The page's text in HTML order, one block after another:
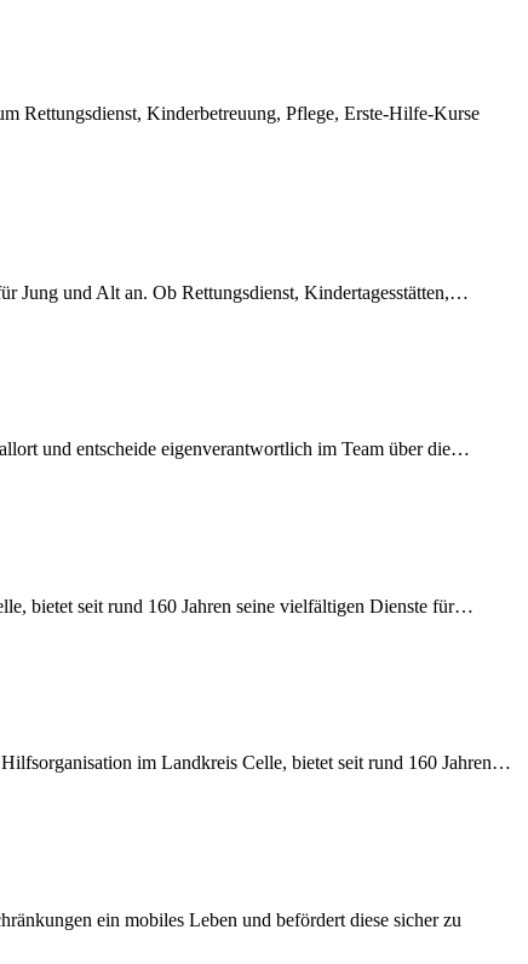
Rettungsdienst, Kinderbetreuung, Pflege, Erste-Hilfe-Kurse
Jung und Alt an. Ob Rettungsdienst, Kindertagesstätten,…
und entscheide eigenverantwortlich im Team über die…
bietet seit rund 160 Jahren seine vielfältigen Dienste für…
im Landkreis Celle, bietet seit rund 160 Jahren…
ein mobiles Leben und befördert diese sicher zu